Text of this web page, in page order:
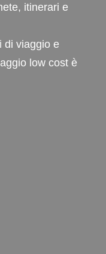
itinerari e
di viaggio e
low cost è